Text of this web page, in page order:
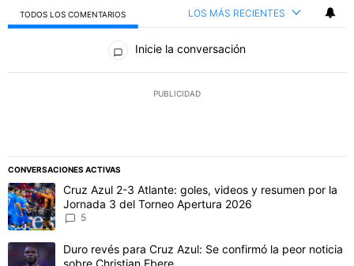
TODOS LOS COMENTARIOS LOS MÁS RECIENTES
Todos los comentarios
Inicie la conversación
PUBLICIDAD
CONVERSACIONES ACTIVAS
Este listado muestra los artículos con más comentarios en los
Un artículo de tendencia con el título "Cruz Azul 2-3 Atlante:
Cruz Azul 2-3 Atlante: goles, videos y resumen por la
Jornada 3 del Torneo Apertura 2026
5
Un artículo de tendencia con el título "Duro revés para Cruz Azul:
Duro revés para Cruz Azul: Se confirmó la peor noticia
sobre Christian Ebere